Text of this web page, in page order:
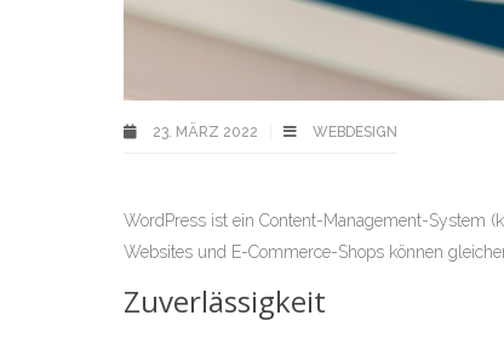
23. MÄRZ 2022 WEBDESIGN
WordPress ist ein Content-Management-System
Websites und E-Commerce-Shops können
Zuverlässigkeit